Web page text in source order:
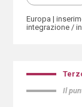
Europa
integrazione /
Il